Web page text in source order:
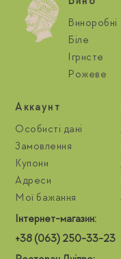
Виноробні
Біле
Ігристе
Рожеве
Aккаунт
Особисті дані
Замовлення
Купони
Адреси
Мої бажання
Інтернет-магазин:
+38 (063) 250-33-23